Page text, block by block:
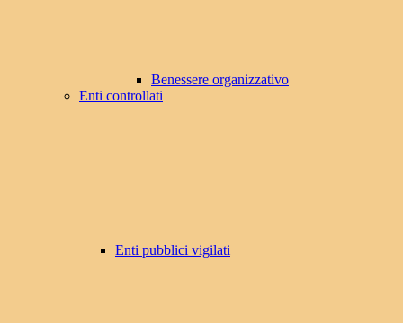
Benessere organizzativo
Enti controllati
Enti pubblici vigilati